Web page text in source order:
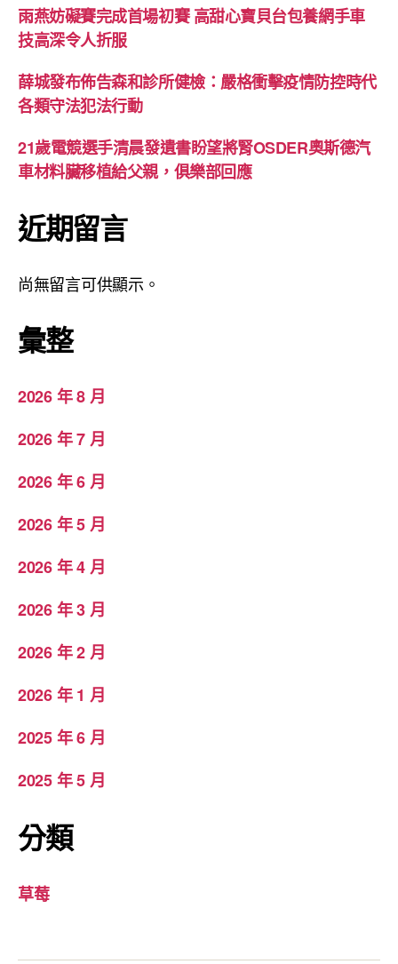
雨燕妨礙賽完成首場初賽 高甜心寶貝台包養網手車
技高深令人折服
薛城發布佈告森和診所健檢：嚴格衝擊疫情防控時代
各類守法犯法行動
21歲電競選手清晨發遺書盼望將腎OSDER奧斯德汽
車材料臟移植給父親，俱樂部回應
近期留言
尚無留言可供顯示。
彙整
2026 年 8 月
2026 年 7 月
2026 年 6 月
2026 年 5 月
2026 年 4 月
2026 年 3 月
2026 年 2 月
2026 年 1 月
2025 年 6 月
2025 年 5 月
分類
草莓